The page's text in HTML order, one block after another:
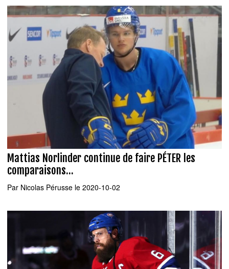
Mattias Norlinder continue de faire PÉTER les
comparaisons...
Par Nicolas Pérusse le 2020-10-02